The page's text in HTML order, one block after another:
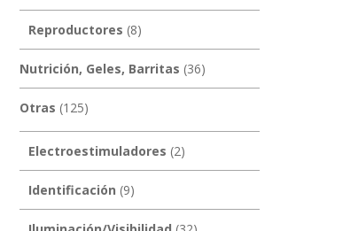
Reproductores (8)
Nutrición, Geles, Barritas (36)
Otras (125)
Electroestimuladores (2)
Identificación (9)